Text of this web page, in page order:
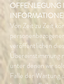
OFFENLEGUNG
Von Zeit zu Zeit
veröffentlichen
Übereinstimmung
unter denen wir
Falle der Wartung